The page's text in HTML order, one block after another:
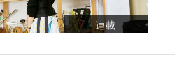
連載